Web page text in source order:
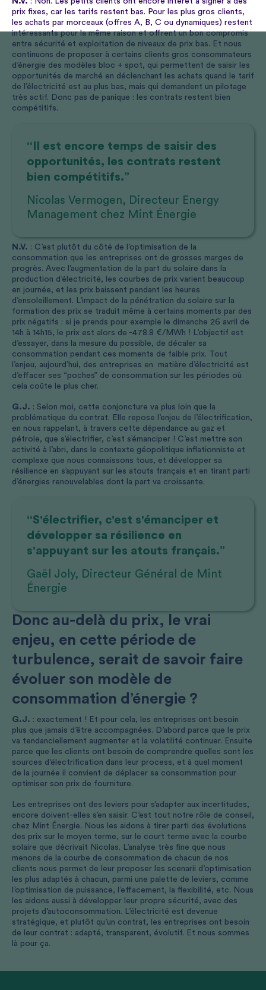
prix fixes, car les tarifs restent bas. Pour les plus gros clients,
les achats par morceaux (offres A, B, C ou dynamiques) restent
intéressants pour la même raison et offrent un bon compromis
entre sécurité et exploitation de niveaux de prix bas. Et nous
continuons de proposer à certains clients gros consommateurs
d’énergie des modèles bloc + spot, qui permettent de saisir les
opportunités de marché en déclenchant les achats quand le tarif
de l’électricité est au plus bas, mais qui demandent un pilotage
très actif. Donc pas de panique : les contrats restent bien
compétitifs.
“Il est encore temps de saisir des
opportunités, les contrats restent
bien compétitifs.”
Nicolas Vermogen, Directeur Energy
Management chez Mint Énergie
N.V. : C’est plutôt du côté de l’optimisation de la
consommation que les entreprises ont de grosses marges de
progrès. Avec l’augmentation de la part du solaire dans la
production d’électricité, les courbes de prix varient beaucoup
en journée, et les prix baissent pendant les heures
d’ensoleillement. L’impact de la pénétration du solaire sur la
formation des prix se traduit même à certains moments par des
prix négatifs : si je prends pour exemple le dimanche 26 avril de
14h à 14h15, le prix est alors de -478.8 €/MWh ! L’objectif est
d’essayer, dans la mesure du possible, de décaler sa
consommation pendant ces moments de faible prix. Tout
l’enjeu, aujourd’hui, des entreprises en matière d’électricité est
d’effacer ses “poches” de consommation sur les périodes où
cela coûte le plus cher.
G.J. : Selon moi, cette conjoncture va plus loin que la
problématique du contrat. Elle repose l’enjeu de l’électrification,
en nous rappelant, à travers cette dépendance au gaz et
pétrole, que s’électrifier, c’est s’émanciper ! C’est mettre son
activité à l’abri, dans le contexte géopolitique inflationniste et
complexe que nous connaissons tous, et développer sa
résilience en s’appuyant sur les atouts français et en tirant parti
d’énergies renouvelables dont la part va croissante.
“S'électrifier, c'est s'émanciper et
développer sa résilience en
s'appuyant sur les atouts français.”
Gaël Joly, Directeur Général de Mint
Énergie
Donc au-delà du prix, le vrai
enjeu, en cette période de
turbulence, serait de savoir faire
évoluer son modèle de
consommation d’énergie ?
G.J. : exactement ! Et pour cela, les entreprises ont besoin
plus que jamais d’être accompagnées. D’abord parce que le prix
va tendanciellement augmenter et la volatilité continuer. Ensuite
parce que les clients ont besoin de comprendre quelles sont les
sources d’électrification dans leur process, et à quel moment
de la journée il convient de déplacer sa consommation pour
optimiser son prix de fourniture.
Les entreprises ont des leviers pour s’adapter aux incertitudes,
encore doivent-elles s’en saisir. C’est tout notre rôle de conseil,
chez Mint Énergie. Nous les aidons à tirer parti des évolutions
des prix sur le moyen terme, sur le court terme avec la courbe
solaire que décrivait Nicolas. L’analyse très fine que nous
menons de la courbe de consommation de chacun de nos
clients nous permet de leur proposer les scenarii d’optimisation
les plus adaptés à chacun, parmi une palette de leviers, comme
l’optimisation de puissance, l’effacement, la flexibilité, etc. Nous
les aidons aussi à développer leur propre sécurité, avec des
projets d’autoconsommation. L’électricité est devenue
stratégique, et plutôt qu’un contrat, les entreprises ont besoin
de leur contrat : adapté, transparent, évolutif. Et nous sommes
là pour ça.